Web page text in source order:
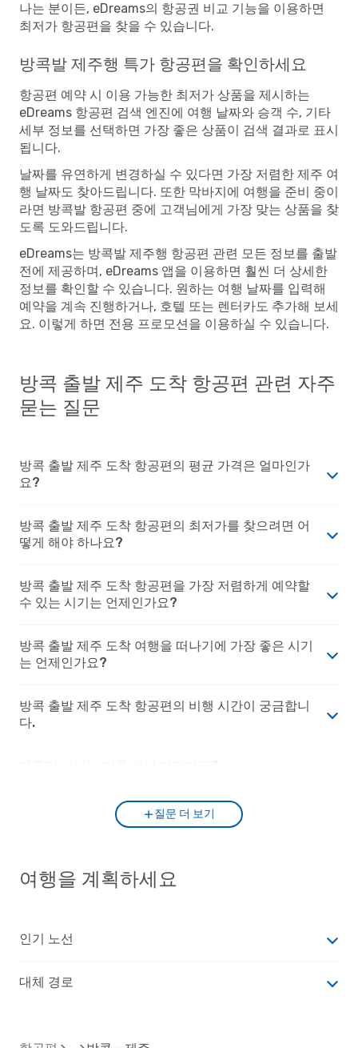
나는 분이든, eDreams의 항공권 비교 기능을 이용하면
최저가 항공편을 찾을 수 있습니다.
방콕발 제주행 특가 항공편을 확인하세요
항공편 예약 시 이용 가능한 최저가 상품을 제시하는
eDreams 항공편 검색 엔진에 여행 날짜와 승객 수, 기타
세부 정보를 선택하면 가장 좋은 상품이 검색 결과로 표시
됩니다.
날짜를 유연하게 변경하실 수 있다면 가장 저렴한 제주 여
행 날짜도 찾아드립니다. 또한 막바지에 여행을 준비 중이
라면 방콕발 항공편 중에 고객님에게 가장 맞는 상품을 찾
도록 도와드립니다.
eDreams는 방콕발 제주행 항공편 관련 모든 정보를 출발
전에 제공하며, eDreams 앱을 이용하면 훨씬 더 상세한
정보를 확인할 수 있습니다. 원하는 여행 날짜를 입력해
예약을 계속 진행하거나, 호텔 또는 렌터카도 추가해 보세
요. 이렇게 하면 전용 프로모션을 이용하실 수 있습니다.
방콕 출발 제주 도착 항공편 관련 자주
묻는 질문
방콕 출발 제주 도착 항공편의 평균 가격은 얼마인가
요?
방콕 출발 제주 도착 항공편의 최저가를 찾으려면 어
떻게 해야 하나요?
방콕 출발 제주 도착 항공편을 가장 저렴하게 예약할
수 있는 시기는 언제인가요?
방콕 출발 제주 도착 여행을 떠나기에 가장 좋은 시기
는 언제인가요?
방콕 출발 제주 도착 항공편의 비행 시간이 궁금합니
다.
질문 더 보기
여행을 계획하세요
인기 노선
대체 경로